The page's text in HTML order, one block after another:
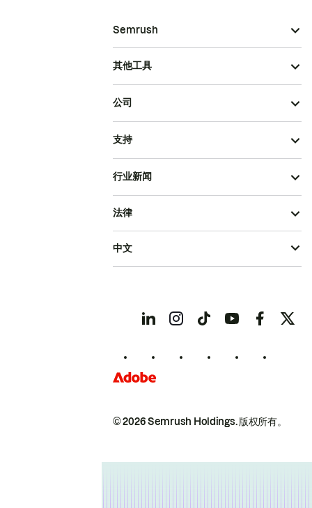
Semrush
其他工具
公司
支持
行业新闻
© 2026 Semrush Holdings.版权所有。
法律
中文